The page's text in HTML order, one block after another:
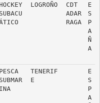
SUBACU
LOGROÑO
CDT
ADAR
RAGA
E
S
P
A
Ñ
A
PESCA
SUBMAR
INA
TENERIF
E
E
S
P
A